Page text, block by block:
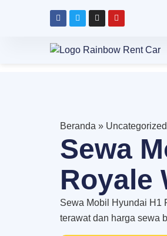
Beranda » Uncategorized
Sewa
Royale
Sewa Mobil Hyundai H1
terawat dan harga sewa